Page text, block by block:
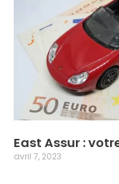
East Assur :
avril 7, 2023